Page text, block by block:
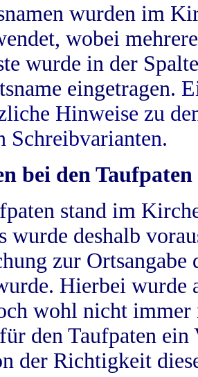
wurden im
wobei
wurde in der
eingetragen.
Hinweise zu
Schreibvarianten.
bei den Taufpaten
stand im
wurde deshalb
zur
Hierbei wurde
wohl nicht
den Taufpaten
der Richtigkeit